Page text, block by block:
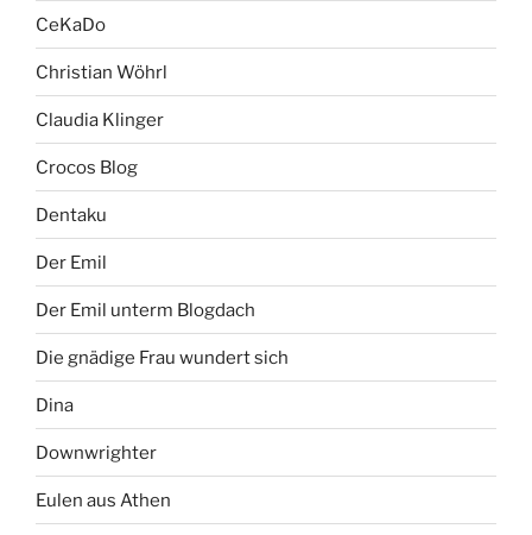
CeKaDo
Christian Wöhrl
Claudia Klinger
Crocos Blog
Dentaku
Der Emil
Der Emil unterm Blogdach
Die gnädige Frau wundert sich
Dina
Downwrighter
Eulen aus Athen